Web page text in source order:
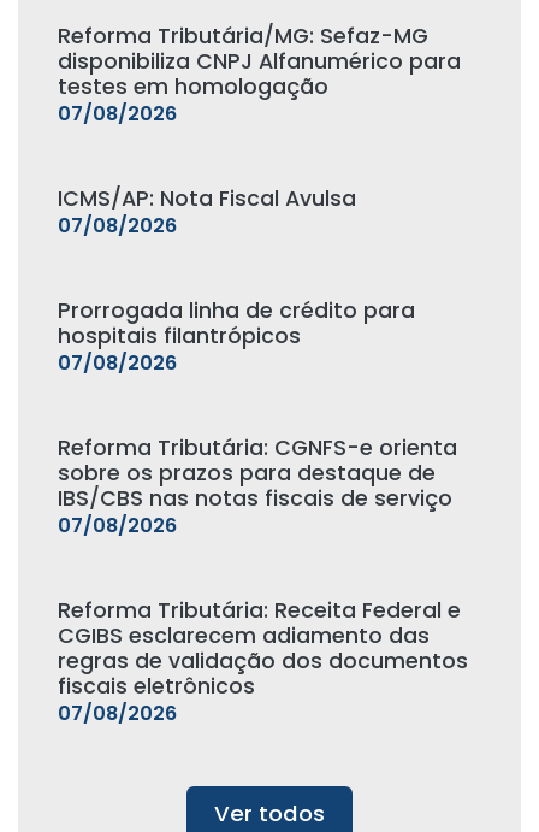
Reforma Tributária/MG: Sefaz-MG
disponibiliza CNPJ Alfanumérico para
testes em homologação
07/08/2026
ICMS/AP: Nota Fiscal Avulsa
07/08/2026
Prorrogada linha de crédito para
hospitais filantrópicos
07/08/2026
Reforma Tributária: CGNFS-e orienta
sobre os prazos para destaque de
IBS/CBS nas notas fiscais de serviço
07/08/2026
Reforma Tributária: Receita Federal e
CGIBS esclarecem adiamento das
regras de validação dos documentos
fiscais eletrônicos
07/08/2026
Ver todos